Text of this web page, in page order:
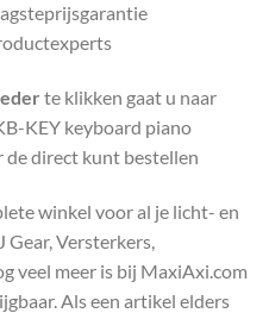
te klikken gaat u naar
KEY keyboard piano
de direct kunt bestellen
winkel voor al je licht- en
Gear, Versterkers,
veel meer is bij MaxiAxi.com
Als een artikel elders